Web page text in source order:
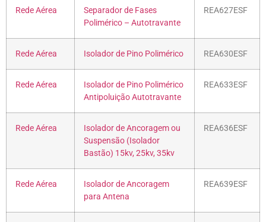
Rede Aérea
Separador de Fases
Polimérico – Autotravante
REA627ESF
Rede Aérea Isolador de Pino Polimérico REA630ESF
Rede Aérea
Isolador de Pino Polimérico
Antipoluição Autotravante
REA633ESF
Rede Aérea
Isolador de Ancoragem ou
Suspensão (Isolador
Bastão) 15kv, 25kv, 35kv
REA636ESF
Rede Aérea
Isolador de Ancoragem
para Antena
REA639ESF